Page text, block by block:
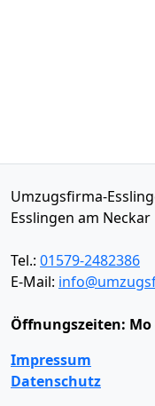
Umzugsfirma-
Esslingen am Neckar
Tel.: 01579-2482386
E-Mail:
Öffnungszeiten: Mo
Impressum
Datenschutz